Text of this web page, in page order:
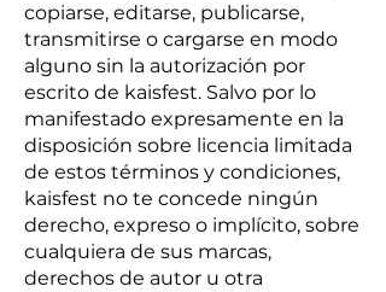
copiarse, editarse, publicarse,
transmitirse o cargarse en modo
alguno sin la autorización por
escrito de kaisfest. Salvo por lo
manifestado expresamente en la
disposición sobre licencia limitada
de estos términos y condiciones,
kaisfest no te concede ningún
derecho, expreso o implícito, sobre
cualquiera de sus marcas,
derechos de autor u otra